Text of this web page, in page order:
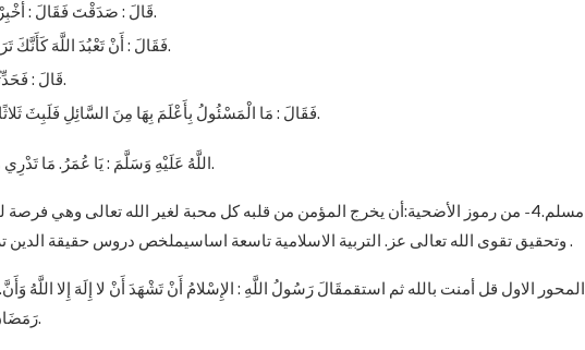
قَالَ : صَدَقْتَ فَقَالَ : أَخْبِرْنِي عَنِ الإِحْسَانِ مَا الإِحْسَانُ.
فَقَالَ : أَنْ تَعْبُدَ اللَّهَ كَأَنَّكَ تَرَاهُ فَإِنْ لَمْ تَكُنْ تَرَاهُ فَإِنَّهُ يَرَاكَ.
قَالَ : فَحَدِّثْنِي عَنِ السَّاعَةِ مَتَى السَّاعَةُ.
فَقَالَ : مَا الْمَسْئُولُ بِأَعْلَمَ بِهَا مِنَ السَّائِلِ فَلَبِثَ ثَلاثًا ثُمَّ قَالَ لِي رَسُولُ اللَّهِ صَلَّى.
اللَّهُ عَلَيْهِ وَسَلَّمَ : يَا عُمَرُ. مَا تَدْرِي مَا السَّائِلُ. قُلْتُ : اللَّهُ وَرَسُولُهُ أَعْلَمُ.
رواه مسلم.4- من رموز الأضحية:أن يخرج المؤمن من قلبه كل محبة لغير الله تعالى وهي
وتحقيق تقوى الله تعالى عز. التربية الاسلامية تاسعة اساسيملخص دروس حقيقة الدين تربية اسلامية 9 اساسيحقيقة الدين .
المحور الاول قل أمنت بالله ثم استقمقَالَ رَسُولُ اللَّهِ : الإِسْلامُ أَنْ تَشْهَدَ أَنْ لا إِلَهَ إِلا اللَّهُ
رَمَضَانَ وَتَحُجَّ الْبَيْتَ إِنِ اسْتَطَعْتَ السَّبِيلَ.